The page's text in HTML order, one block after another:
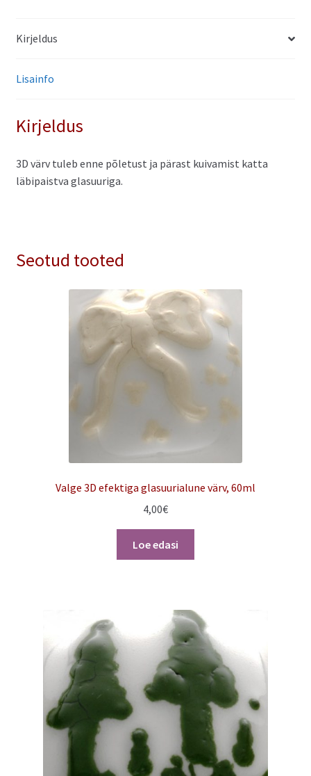
Kirjeldus
Lisainfo
Kirjeldus
3D värv tuleb enne põletust ja pärast kuivamist katta
läbipaistva glasuuriga.
Seotud tooted
Valge 3D efektiga glasuurialune värv, 60ml
4,00€
Loe edasi